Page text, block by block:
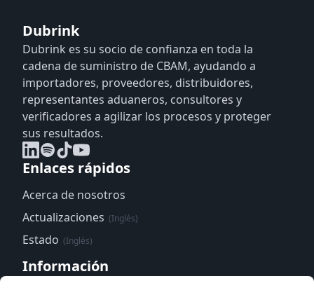
Dubrink
Dubrink es su socio de confianza en toda la
cadena de suministro de CBAM, ayudando a
importadores, proveedores, distribuidores,
representantes aduaneros, consultores y
verificadores a agilizar los procesos y proteger
sus resultados.
Enlaces rápidos
Acerca de nosotros
Actualizaciones (Inglés)
Estado (Inglés)
Información